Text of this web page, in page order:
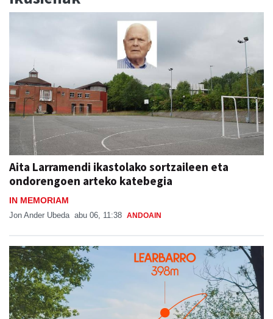
Aita Larramendi ikastolako sortzaileen eta
ondorengoen arteko katebegia
IN MEMORIAM
Jon Ander Ubeda ANDOAIN